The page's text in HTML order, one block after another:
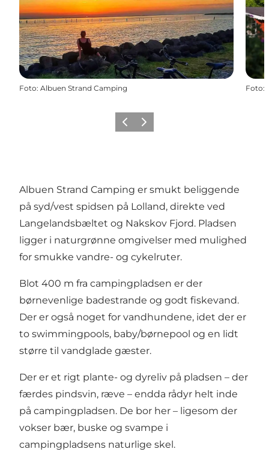
Foto: Albuen Strand Camping Foto:
ForrigeNæste
Albuen Strand Camping er smukt beliggende
på syd/vest spidsen på Lolland, direkte ved
Langelandsbæltet og Nakskov Fjord. Pladsen
ligger i naturgrønne omgivelser med mulighed
for smukke vandre- og cykelruter.
Blot 400 m fra campingpladsen er der
børnevenlige badestrande og godt fiskevand.
Der er også noget for vandhundene, idet der er
to swimmingpools, baby/børnepool og en lidt
større til vandglade gæster.
Der er et rigt plante- og dyreliv på pladsen – der
færdes pindsvin, ræve – endda rådyr helt inde
på campingpladsen. De bor her – ligesom der
vokser bær, buske og svampe i
campingpladsens naturlige skel.